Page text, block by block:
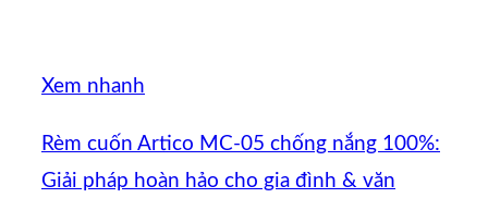
Xem nhanh
Rèm cuốn Artico MC-05 chống nắng 100%:
Giải pháp hoàn hảo cho gia đình & văn